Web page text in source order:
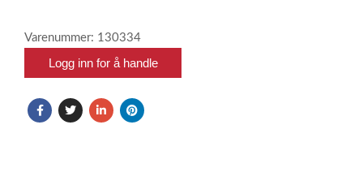
Varenummer: 130334
Logg inn for å handle